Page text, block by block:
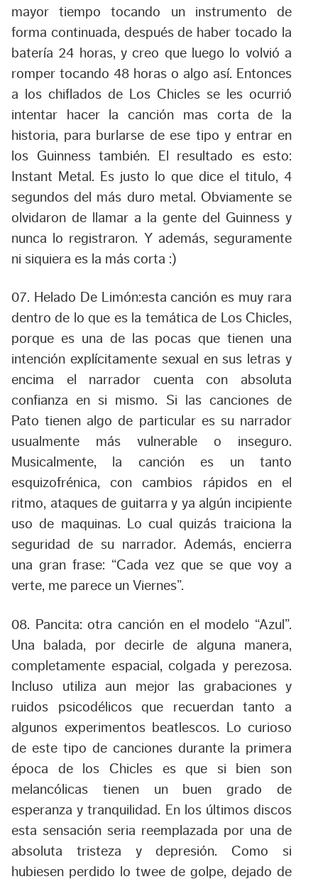
mayor tiempo tocando un instrumento de
forma continuada, después de haber tocado la
batería 24 horas, y creo que luego lo volvió a
romper tocando 48 horas o algo así. Entonces
a los chiflados de Los Chicles se les ocurrió
intentar hacer la canción mas corta de la
historia, para burlarse de ese tipo y entrar en
los Guinness también. El resultado es esto:
Instant Metal. Es justo lo que dice el titulo, 4
segundos del más duro metal. Obviamente se
olvidaron de llamar a la gente del Guinness y
nunca lo registraron. Y además, seguramente
ni siquiera es la más corta :)
07. Helado De Limón:esta canción es muy rara
dentro de lo que es la temática de Los Chicles,
porque es una de las pocas que tienen una
intención explícitamente sexual en sus letras y
encima el narrador cuenta con absoluta
confianza en si mismo. Si las canciones de
Pato tienen algo de particular es su narrador
usualmente más vulnerable o inseguro.
Musicalmente, la canción es un tanto
esquizofrénica, con cambios rápidos en el
ritmo, ataques de guitarra y ya algún incipiente
uso de maquinas. Lo cual quizás traiciona la
seguridad de su narrador. Además, encierra
una gran frase: “Cada vez que se que voy a
verte, me parece un Viernes”.
08. Pancita:otra canción en el modelo “Azul”.
Una balada, por decirle de alguna manera,
completamente espacial, colgada y perezosa.
Incluso utiliza aun mejor las grabaciones y
ruidos psicodélicos que recuerdan tanto a
algunos experimentos beatlescos. Lo curioso
de este tipo de canciones durante la primera
época de los Chicles es que si bien son
melancólicas tienen un buen grado de
esperanza y tranquilidad. En los últimos discos
esta sensación seria reemplazada por una de
absoluta tristeza y depresión. Como si
hubiesen perdido lo twee de golpe, dejado de